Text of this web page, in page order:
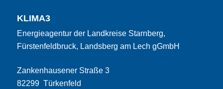
KLIMA3
Energieagentur der Landkreise Starnberg,
Fürstenfeldbruck, Landsberg am Lech gGmbH
Zankenhausener Straße 3
82299 Türkenfeld